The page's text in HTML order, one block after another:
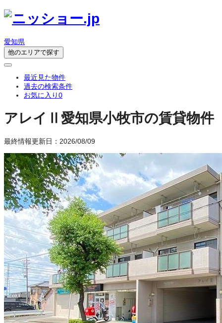
愛知県
他のエリアで探す
最近見た物件
過去の検索条件
お気に入り0
アレイⅡ 愛知県小牧市の賃貸物件
最終情報更新日：2026/08/09